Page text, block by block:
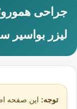
جراحی
لیزر بواسیر
توجه: این صفحه